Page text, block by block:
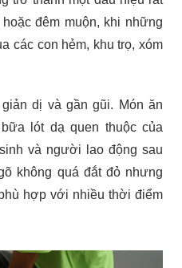
đêm muộn, khi những
các con hẻm, khu trọ, xóm
dị và gần gũi. Món ăn
lót dạ quen thuộc của
và người lao động sau
không quá đắt đỏ nhưng
hợp với nhiều thời điểm